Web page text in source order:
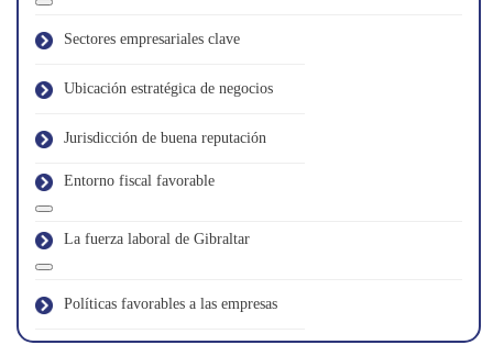
Sectores empresariales clave
Ubicación estratégica de negocios
Jurisdicción de buena reputación
Entorno fiscal favorable
La fuerza laboral de Gibraltar
Políticas favorables a las empresas